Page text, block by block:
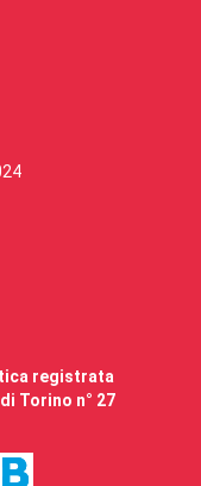
registrata
Torino n° 27